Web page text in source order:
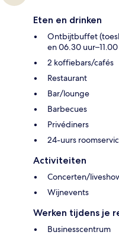
Eten en drinken
Ontbijtbuffet
en 06.30
2 koffiebars/cafés
Restaurant
Bar/lounge
Barbecues
Privédiners
24-uurs
Activiteiten
Concerten/
Wijnevents
Werken tijdens je
Businesscentrum